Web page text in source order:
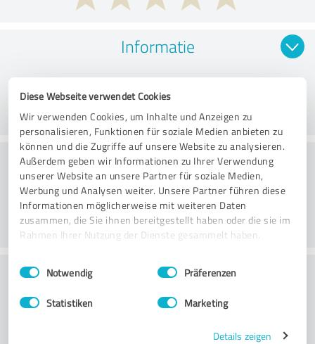
Diese Webseite verwendet Cookies
Wir verwenden Cookies, um Inhalte und Anzeigen zu
personalisieren, Funktionen für soziale Medien anbieten zu
können und die Zugriffe auf unsere Website zu analysieren.
Außerdem geben wir Informationen zu Ihrer Verwendung
unserer Website an unsere Partner für soziale Medien,
Werbung und Analysen weiter. Unsere Partner führen diese
Informationen möglicherweise mit weiteren Daten
zusammen, die Sie ihnen bereitgestellt haben oder die sie im
Rahmen Ihrer Nutzung der Dienste gesammelt haben.
Impressum Datenschutzbestimmungen
Einwilligungsauswahl
Notwendig Präferenzen
Statistiken Marketing
Details zeigen
Informatie
Website
Klantenservice